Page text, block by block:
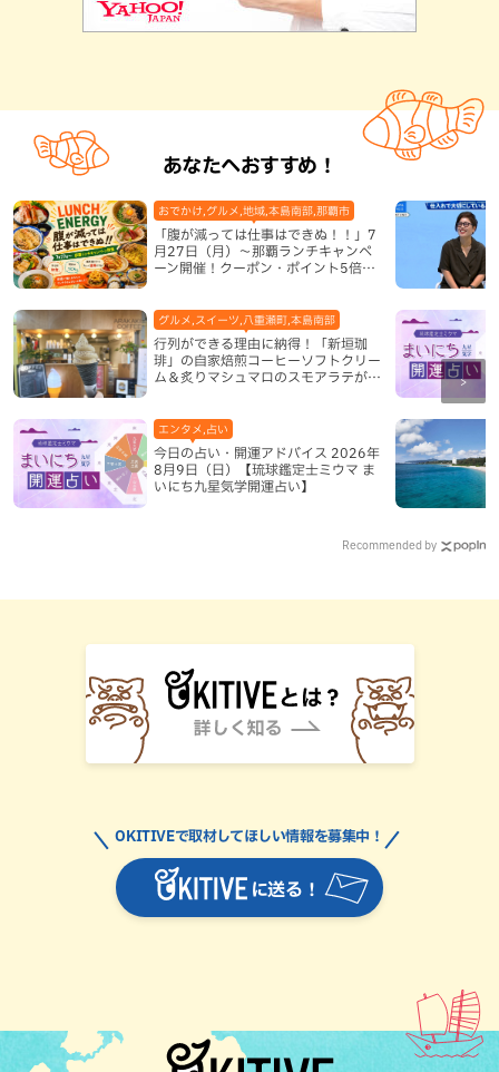
あなたへおすすめ！
「腹が減っては仕事はできぬ！！」7
月27日（月）〜那覇ランチキャンペ
ーン開催！クーポン・ポイント5倍・
おでかけ,グルメ,地域,本島南部,那覇市
行列ができる理由に納得！「新垣珈
琲」の自家焙煎コーヒーソフトクリー
ム＆炙りマシュマロのスモアラテが絶
グルメ,スイーツ,八重瀬町,本島南部
今日の占い・開運アドバイス 2026年
8月9日（日）【琉球鑑定士ミウマ ま
いにち九星気学開運占い】
エンタメ,占い
Recommended by
に送る！
OKITIVEで取材してほしい情報を募集中！